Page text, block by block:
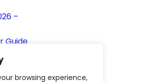
browsing experience,
–
Guide